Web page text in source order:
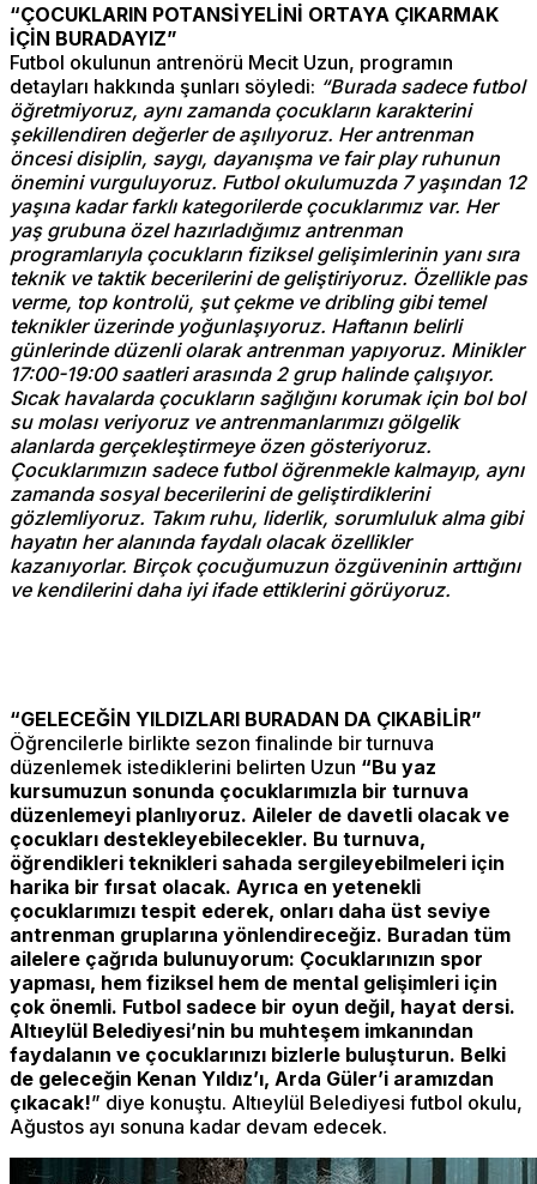
“ÇOCUKLARIN POTANSİYELİNİ ORTAYA ÇIKARMAK
İÇİN BURADAYIZ”
Futbol okulunun antrenörü Mecit Uzun, programın
detayları hakkında şunları söyledi: “Burada sadece futbol
öğretmiyoruz, aynı zamanda çocukların karakterini
şekillendiren değerler de aşılıyoruz. Her antrenman
öncesi disiplin, saygı, dayanışma ve fair play ruhunun
önemini vurguluyoruz. Futbol okulumuzda 7 yaşından 12
yaşına kadar farklı kategorilerde çocuklarımız var. Her
yaş grubuna özel hazırladığımız antrenman
programlarıyla çocukların fiziksel gelişimlerinin yanı sıra
teknik ve taktik becerilerini de geliştiriyoruz. Özellikle pas
verme, top kontrolü, şut çekme ve dribling gibi temel
teknikler üzerinde yoğunlaşıyoruz. Haftanın belirli
günlerinde düzenli olarak antrenman yapıyoruz. Minikler
17:00-19:00 saatleri arasında 2 grup halinde çalışıyor.
Sıcak havalarda çocukların sağlığını korumak için bol bol
su molası veriyoruz ve antrenmanlarımızı gölgelik
alanlarda gerçekleştirmeye özen gösteriyoruz.
Çocuklarımızın sadece futbol öğrenmekle kalmayıp, aynı
zamanda sosyal becerilerini de geliştirdiklerini
gözlemliyoruz. Takım ruhu, liderlik, sorumluluk alma gibi
hayatın her alanında faydalı olacak özellikler
kazanıyorlar. Birçok çocuğumuzun özgüveninin arttığını
ve kendilerini daha iyi ifade ettiklerini görüyoruz.
“GELECEĞİN YILDIZLARI BURADAN DA ÇIKABİLİR”
Öğrencilerle birlikte sezon finalinde bir turnuva
düzenlemek istediklerini belirten Uzun “Bu yaz
kursumuzun sonunda çocuklarımızla bir turnuva
düzenlemeyi planlıyoruz. Aileler de davetli olacak ve
çocukları destekleyebilecekler. Bu turnuva,
öğrendikleri teknikleri sahada sergileyebilmeleri için
harika bir fırsat olacak. Ayrıca en yetenekli
çocuklarımızı tespit ederek, onları daha üst seviye
antrenman gruplarına yönlendireceğiz. Buradan tüm
ailelere çağrıda bulunuyorum: Çocuklarınızın spor
yapması, hem fiziksel hem de mental gelişimleri için
çok önemli. Futbol sadece bir oyun değil, hayat dersi.
Altıeylül Belediyesi’nin bu muhteşem imkanından
faydalanın ve çocuklarınızı bizlerle buluşturun. Belki
de geleceğin Kenan Yıldız’ı, Arda Güler’i aramızdan
çıkacak!” diye konuştu. Altıeylül Belediyesi futbol okulu,
Ağustos ayı sonuna kadar devam edecek.